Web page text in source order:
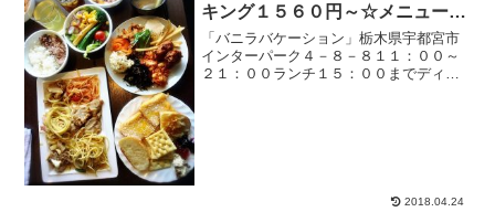
キング１５６０円～☆メニューは
増え続け宇都宮餃子まで【平日時
間無制限】
「バニラバケーション」栃木県宇都宮市
インターパーク４－８－８１１：００～
２１：００ランチ１５：００までディナ
2018.04.24